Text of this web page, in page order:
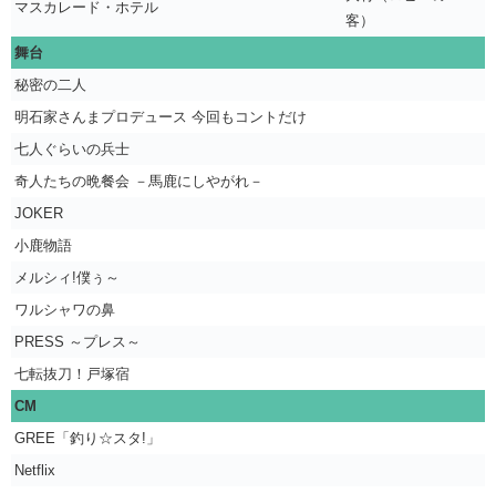
マスカレード・ホテル
客）
舞台
秘密の二人
明石家さんまプロデュース 今回もコントだけ
七人ぐらいの兵士
奇人たちの晩餐会 －馬鹿にしやがれ－
JOKER
小鹿物語
メルシィ!僕ぅ～
ワルシャワの鼻
PRESS ～プレス～
七転抜刀！戸塚宿
CM
GREE「釣り☆スタ!」
Netflix